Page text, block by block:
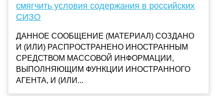
смягчить условия содержания в российских
СИЗО
ДАННОЕ СООБЩЕНИЕ (МАТЕРИАЛ) СОЗДАНО
И (ИЛИ) РАСПРОСТРАНЕНО ИНОСТРАННЫМ
СРЕДСТВОМ МАССОВОЙ ИНФОРМАЦИИ,
ВЫПОЛНЯЮЩИМ ФУНКЦИИ ИНОСТРАННОГО
АГЕНТА, И (ИЛИ...